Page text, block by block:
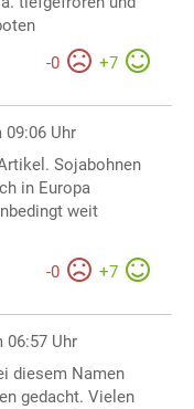
-0 +7
09:06 Uhr
Sojabohnen
in Europa
weit
-0 +7
06:57 Uhr
diesem Namen
gedacht. Vielen